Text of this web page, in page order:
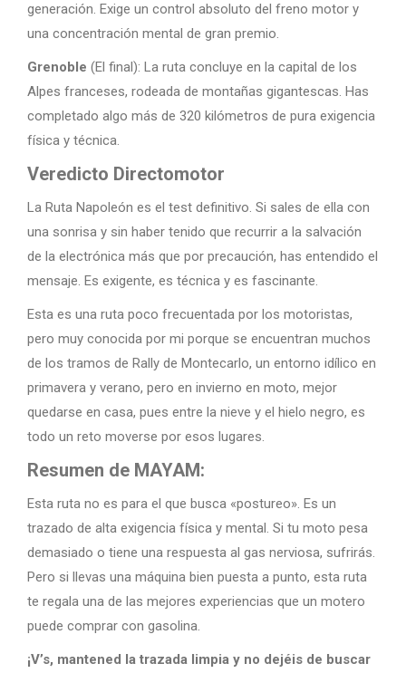
generación. Exige un control absoluto del freno motor y
una concentración mental de gran premio.
Grenoble (El final): La ruta concluye en la capital de los
Alpes franceses, rodeada de montañas gigantescas. Has
completado algo más de 320 kilómetros de pura exigencia
física y técnica.
Veredicto Directomotor
La Ruta Napoleón es el test definitivo. Si sales de ella con
una sonrisa y sin haber tenido que recurrir a la salvación
de la electrónica más que por precaución, has entendido el
mensaje. Es exigente, es técnica y es fascinante.
Esta es una ruta poco frecuentada por los motoristas,
pero muy conocida por mi porque se encuentran muchos
de los tramos de Rally de Montecarlo, un entorno idílico en
primavera y verano, pero en invierno en moto, mejor
quedarse en casa, pues entre la nieve y el hielo negro, es
todo un reto moverse por esos lugares.
Resumen de MAYAM:
Esta ruta no es para el que busca «postureo». Es un
trazado de alta exigencia física y mental. Si tu moto pesa
demasiado o tiene una respuesta al gas nerviosa, sufrirás.
Pero si llevas una máquina bien puesta a punto, esta ruta
te regala una de las mejores experiencias que un motero
puede comprar con gasolina.
¡V’s, mantened la trazada limpia y no dejéis de buscar